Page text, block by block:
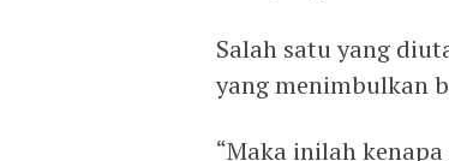
Salah satu yang
yang menimbulkan
“Maka inilah